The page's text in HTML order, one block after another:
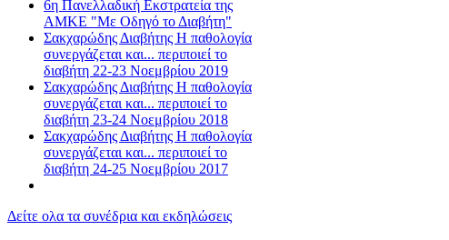
6η Πανελλαδική Εκστρατεία της
ΑΜΚΕ "Με Οδηγό το Διαβήτη"
Σακχαρώδης Διαβήτης Η παθολογία
συνεργάζεται και... περιποιεί το
διαβήτη 22-23 Νοεμβρίου 2019
Σακχαρώδης Διαβήτης Η παθολογία
συνεργάζεται και... περιποιεί το
διαβήτη 23-24 Νοεμβρίου 2018
Σακχαρώδης Διαβήτης Η παθολογία
συνεργάζεται και... περιποιεί το
διαβήτη 24-25 Νοεμβρίου 2017
Δείτε ολα τα συνέδρια και εκδηλώσεις